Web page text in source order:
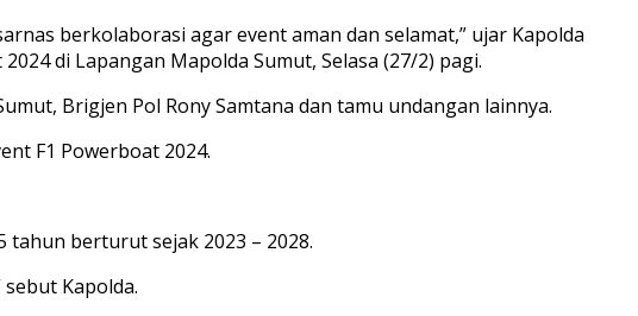
berkolaborasi agar event aman dan selamat,” ujar Kapolda
di Lapangan Mapolda Sumut, Selasa (27/2) pagi.
Brigjen Pol Rony Samtana dan tamu undangan lainnya.
F1 Powerboat 2024.
berturut sejak 2023 – 2028.
Kapolda.